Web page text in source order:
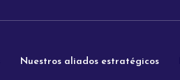
Nuestros aliados estratégicos